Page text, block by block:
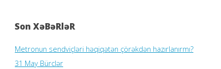
Son XəBəRləR
Metronun sendviçləri həqiqətən çörəkdən hazırlanırmı?
31 May Bürclər